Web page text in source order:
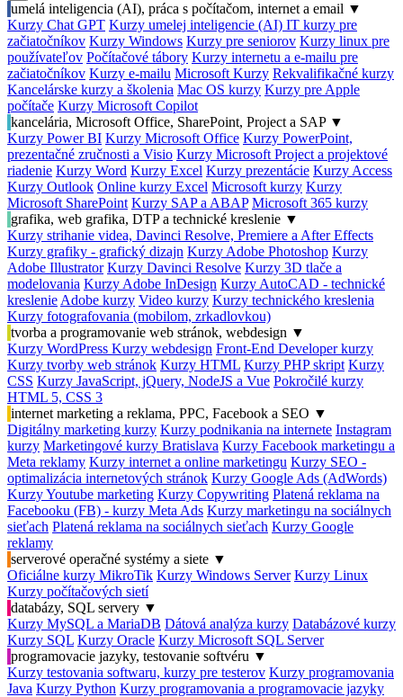
umelá inteligencia (AI), práca s počítačom, internet a email ▼
Kurzy Chat GPT Kurzy umelej inteligencie (AI) IT kurzy pre
začiatočníkov Kurzy Windows Kurzy pre seniorov Kurzy linux pre
používateľov Počítačové tábory Kurzy internetu a e-mailu pre
začiatočníkov Kurzy e-mailu Microsoft Kurzy Rekvalifikačné kurzy
Kancelárske kurzy a školenia Mac OS kurzy Kurzy pre Apple
počítače Kurzy Microsoft Copilot
kancelária, Microsoft Office, SharePoint, Project a SAP ▼
Kurzy Power BI Kurzy Microsoft Office Kurzy PowerPoint,
prezentačné zručnosti a Visio Kurzy Microsoft Project a projektové
riadenie Kurzy Word Kurzy Excel Kurzy prezentácie Kurzy Access
Kurzy Outlook Online kurzy Excel Microsoft kurzy Kurzy
Microsoft SharePoint Kurzy SAP a ABAP Microsoft 365 kurzy
grafika, web grafika, DTP a technické kreslenie ▼
Kurzy strihanie videa, Davinci Resolve, Premiere a After Effects
Kurzy grafiky - grafický dizajn Kurzy Adobe Photoshop Kurzy
Adobe Illustrator Kurzy Davinci Resolve Kurzy 3D tlače a
modelovania Kurzy Adobe InDesign Kurzy AutoCAD - technické
kreslenie Adobe kurzy Video kurzy Kurzy technického kreslenia
Kurzy fotografovania (mobilom, zrkadlovkou)
tvorba a programovanie web stránok, webdesign ▼
Kurzy WordPress Kurzy webdesign Front-End Developer kurzy
Kurzy tvorby web stránok Kurzy HTML Kurzy PHP skript Kurzy
CSS Kurzy JavaScript, jQuery, NodeJS a Vue Pokročilé kurzy
HTML 5, CSS 3
internet marketing a reklama, PPC, Facebook a SEO ▼
Digitálny marketing kurzy Kurzy podnikania na internete Instagram
kurzy Marketingové kurzy Bratislava Kurzy Facebook marketingu a
Meta reklamy Kurzy internet a online marketingu Kurzy SEO -
optimalizácia internetových stránok Kurzy Google Ads (AdWords)
Kurzy Youtube marketing Kurzy Copywriting Platená reklama na
Facebooku (FB) - kurzy Meta Ads Kurzy marketingu na sociálnych
sieťach Platená reklama na sociálnych sieťach Kurzy Google
reklamy
serverové operačné systémy a siete ▼
Oficiálne kurzy MikroTik Kurzy Windows Server Kurzy Linux
Kurzy počítačových sietí
databázy, SQL servery ▼
Kurzy MySQL a MariaDB Dátová analýza kurzy Databázové kurzy
Kurzy SQL Kurzy Oracle Kurzy Microsoft SQL Server
programovacie jazyky, testovanie softvéru ▼
Kurzy testovania softwaru, kurzy pre testerov Kurzy programovania
Java Kurzy Python Kurzy programovania a programovacie jazyky